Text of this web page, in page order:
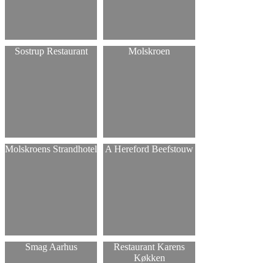
Sostrup Restaurant Molskroen
Molskroens Strandhotel A Hereford Beefstouw
Smag Aarhus
Restaurant Karens
Køkken